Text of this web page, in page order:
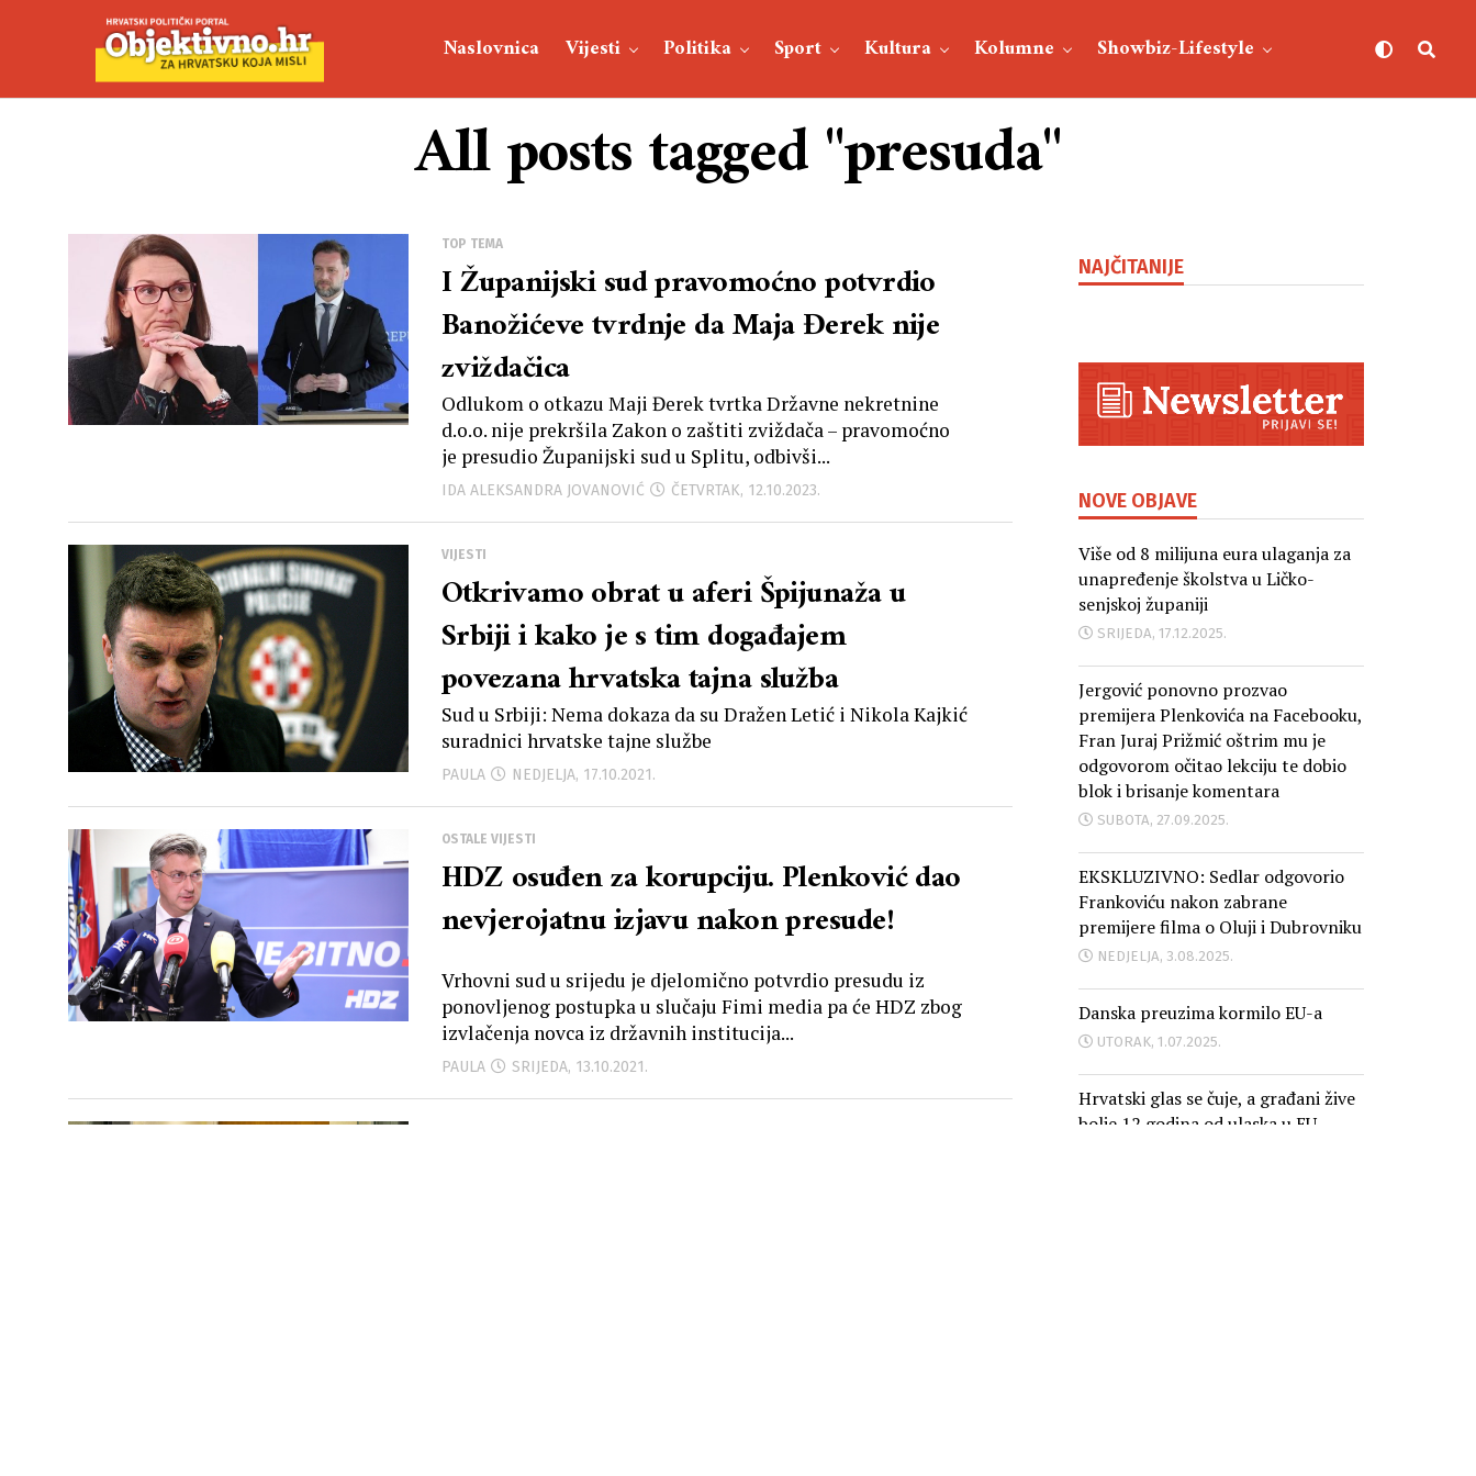
Naslovnica Vijesti Politika Sport Kultura Kolumne Showbiz-Lifestyle
All posts tagged "presuda"
TOP TEMA
I Županijski sud pravomoćno potvrdio
Banožićeve tvrdnje da Maja Đerek nije
zviždačica
Odlukom o otkazu Maji Đerek tvrtka Državne nekretnine
d.o.o. nije prekršila Zakon o zaštiti zviždača – pravomoćno
je presudio Županijski sud u Splitu, odbivši...
IDA ALEKSANDRA JOVANOVIĆ ČETVRTAK, 12.10.2023.
VIJESTI
Otkrivamo obrat u aferi Špijunaža u
Srbiji i kako je s tim događajem
povezana hrvatska tajna služba
Sud u Srbiji: Nema dokaza da su Dražen Letić i Nikola Kajkić
suradnici hrvatske tajne službe
PAULA NEDJELJA, 17.10.2021.
OSTALE VIJESTI
HDZ osuđen za korupciju. Plenković dao
nevjerojatnu izjavu nakon presude!
Vrhovni sud u srijedu je djelomično potvrdio presudu iz
ponovljenog postupka u slučaju Fimi media pa će HDZ zbog
izvlačenja novca iz državnih institucija...
PAULA SRIJEDA, 13.10.2021.
NAJČITANIJE
NOVE OBJAVE
Više od 8 milijuna eura ulaganja za
unapređenje školstva u Ličko-
senjskoj županiji
SRIJEDA, 17.12.2025.
Jergović ponovno prozvao
premijera Plenkovića na Facebooku,
Fran Juraj Prižmić oštrim mu je
odgovorom očitao lekciju te dobio
blok i brisanje komentara
SUBOTA, 27.09.2025.
EKSKLUZIVNO: Sedlar odgovorio
Frankoviću nakon zabrane
premijere filma o Oluji i Dubrovniku
NEDJELJA, 3.08.2025.
Danska preuzima kormilo EU-a
UTORAK, 1.07.2025.
Hrvatski glas se čuje, a građani žive
bolje 12 godina od ulaska u EU